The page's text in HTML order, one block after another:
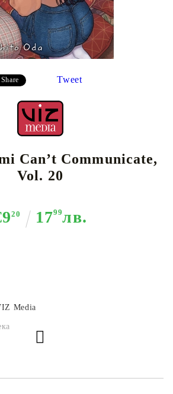
Share Tweet
Can’t Communicate,
Vol. 20
20 1799лв.
Media